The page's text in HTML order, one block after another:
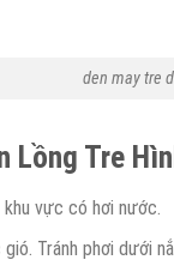
den may tre
Lồng Tre
vực có hơi nước.
Tránh phơi dưới